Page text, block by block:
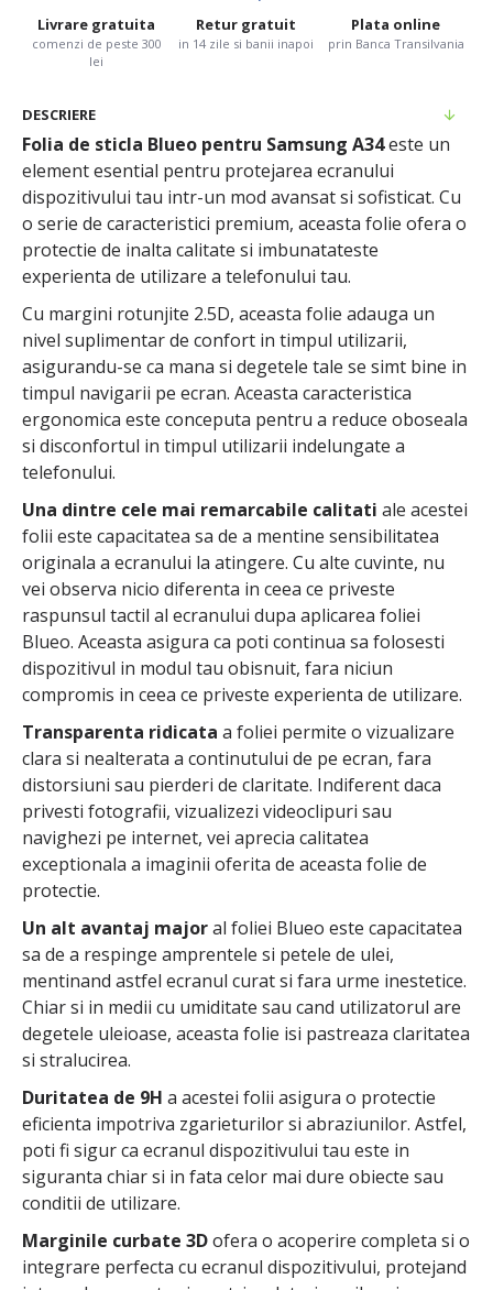
Livrare gratuita
comenzi de peste 300
lei
Retur gratuit
in 14 zile si banii inapoi
Plata online
prin Banca Transilvania
DESCRIERE
Folia de sticla Blueo pentru Samsung A34este un
element esential pentru protejarea ecranului
dispozitivului tau intr-un mod avansat si sofisticat. Cu
o serie de caracteristici premium, aceasta folie ofera o
protectie de inalta calitate si imbunatateste
experienta de utilizare a telefonului tau.
Cu margini rotunjite 2.5D, aceasta folie adauga un
nivel suplimentar de confort in timpul utilizarii,
asigurandu-se ca mana si degetele tale se simt bine in
timpul navigarii pe ecran. Aceasta caracteristica
ergonomica este conceputa pentru a reduce oboseala
si disconfortul in timpul utilizarii indelungate a
telefonului.
Una dintre cele mai remarcabile calitati ale acestei
folii este capacitatea sa de a mentine sensibilitatea
originala a ecranului la atingere. Cu alte cuvinte, nu
vei observa nicio diferenta in ceea ce priveste
raspunsul tactil al ecranului dupa aplicarea foliei
Blueo. Aceasta asigura ca poti continua sa folosesti
dispozitivul in modul tau obisnuit, fara niciun
compromis in ceea ce priveste experienta de utilizare.
Transparenta ridicata a foliei permite o vizualizare
clara si nealterata a continutului de pe ecran, fara
distorsiuni sau pierderi de claritate. Indiferent daca
privesti fotografii, vizualizezi videoclipuri sau
navighezi pe internet, vei aprecia calitatea
exceptionala a imaginii oferita de aceasta folie de
protectie.
Un alt avantaj majoral foliei Blueo este capacitatea
sa de a respinge amprentele si petele de ulei,
mentinand astfel ecranul curat si fara urme inestetice.
Chiar si in medii cu umiditate sau cand utilizatorul are
degetele uleioase, aceasta folie isi pastreaza claritatea
si stralucirea.
Duritatea de 9H a acestei folii asigura o protectie
eficienta impotriva zgarieturilor si abraziunilor. Astfel,
poti fi sigur ca ecranul dispozitivului tau este in
siguranta chiar si in fata celor mai dure obiecte sau
conditii de utilizare.
Marginile curbate 3Dofera o acoperire completa si o
integrare perfecta cu ecranul dispozitivului, protejand